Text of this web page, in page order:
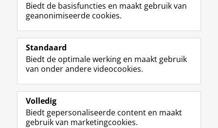
Volg de RUG
F
a
e
b
o
p
a
L
i
k
e
I
-
p
R
S
-
f
e
R
I
n
t
r
m
Y
o
T
e
k
Studiekiezers
Alumni
Over ons
Biedt de basisfuncties en maakt gebruik van
geanonimiseerde cookies.
Standaard
Biedt de optimale werking en maakt gebruik
van onder andere videocookies.
Volledig
Biedt gepersonaliseerde content en maakt
gebruik van marketingcookies.